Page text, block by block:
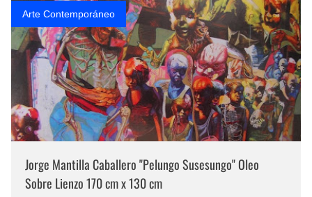
Arte Contemporáneo
Jorge Mantilla Caballero "Pelungo Susesungo" Oleo
Sobre Lienzo 170 cm x 130 cm